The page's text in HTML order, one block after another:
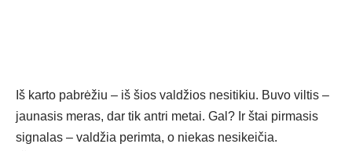
Iš karto pabrėžiu – iš šios valdžios nesitikiu. Buvo viltis –
jaunasis meras, dar tik antri metai. Gal? Ir štai pirmasis
signalas – valdžia perimta, o niekas nesikeičia.